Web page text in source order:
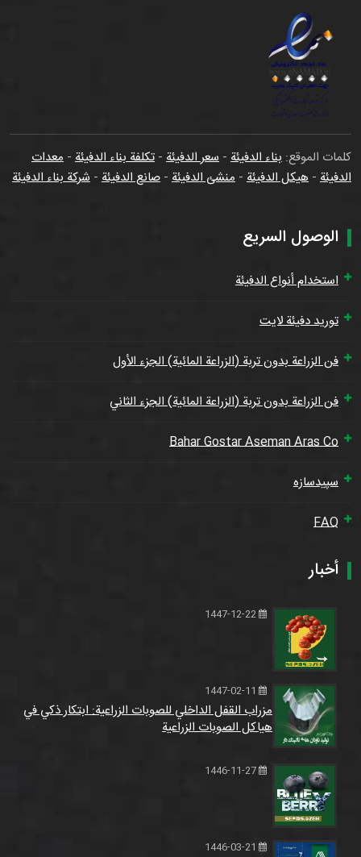
كلمات الموقع: بناء الدفيئة - سعر الدفيئة - تكلفة بناء الدفيئة - معدات
الدفيئة - هيكل الدفيئة - منشئ الدفيئة - صانع الدفيئة - شركة بناء الدفيئة
الوصول السريع
استخدام أنواع الدفيئة
توريد دفيئة لايت
فن الزراعة بدون تربة (الزراعة المائية) الجزء الأول
فن الزراعة بدون تربة (الزراعة المائية) الجزء الثاني
Bahar Gostar Aseman Aras Co
سپیدسازه
FAQ
أخبار
مزراب القفل الداخلي للصوبات الزراعية: ابتكار ذكي في
هياكل الصوبات الزراعية